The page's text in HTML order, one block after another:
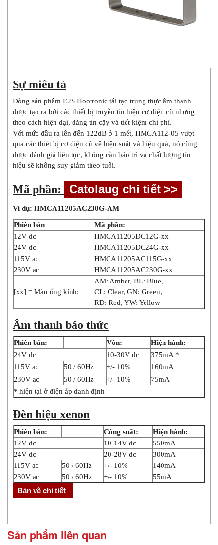
Sự miêu tả
Dòng sản phẩm E2S Hootronic tái tạo trung thực âm thanh
được tạo ra bởi các thiết bị truyền tín hiệu cơ điện cũ nhưng
theo cách hiện đại, đáng tin cậy và tiết kiệm chi phí.
Với mức đầu ra lên đến 122dB ở 1 mét, HMCA112-05 vượt
qua các thiết bị cơ điện cũ về hiệu suất và hiệu quả, nó cũng
được đánh giá liên tục, không cần bảo trì và chất lượng tín
hiệu sẽ không suy giảm theo tuổi.
Mã phần:
Ví dụ: HMCA11205AC230G-AM
Phiên bản
Mã phần:
12V dc
HMCA11205DC12G-xx
24V dc
HMCA11205DC24G-xx
115V ac
HMCA11205AC115G-xx
230V ac
HMCA11205AC230G-xx
[xx] = Màu ống kính:
AM: Amber, BL: Blue,
CL: Clear, GN: Green,
RD: Red, YW: Yellow
Âm thanh báo thức
Phiên bản: Vôn:
Hiện hành:
24V dc
10-30V dc
375mA *
115V ac
50 / 60Hz +/- 10%
160mA
230V ac
50 / 60Hz +/- 10%
75mA
* hiện tại ở điện áp danh định
Đèn hiệu xenon
Phiên bản: Công suất:
Hiện hành:
12V dc
10-14V dc
550mA
24V dc
20-28V dc
300mA
115V ac
50 / 60Hz +/- 10%
140mA
230V ac
50 / 60Hz +/- 10% 55mA
Sản phẩm liên quan